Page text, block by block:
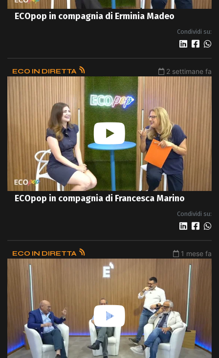
ECOpop in compagnia di Erminia Madeo
Condividi su:
ECO IN DIRETTA 2 settimane fa
ECOpop in compagnia di Francesca Marino
Condividi su:
ECO IN DIRETTA 1 mese fa